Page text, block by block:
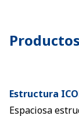
Estructura
Espaciosa